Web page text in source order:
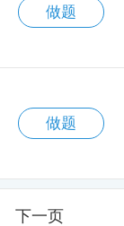
做题
做题
下一页